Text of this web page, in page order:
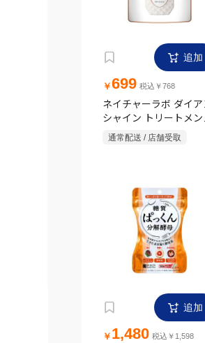
追加
￥699 税込￥768
ネイチャーラボ ダイア
シャイン トリートメン
通常配送 / 店舗受取
追加
￥ 1,480 税込￥1,598